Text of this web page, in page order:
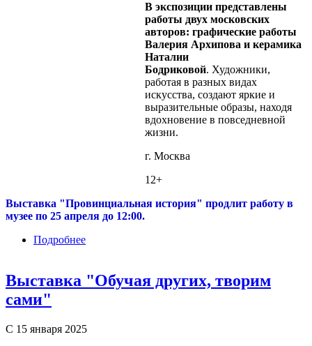
В экспозиции представлены
работы двух московских
авторов: графические работы
Валерия Архипова и керамика
Наталии
Бодриковой. Художники,
работая в разных видах
искусства, создают яркие и
выразительные образы, находя
вдохновение в повседневной
жизни.
г. Москва
12+
Выставка "Провинциальная история" продлит работу в
музее по 25 апреля до 12:00.
Подробнее
Выставка "Обучая других, творим
сами"
С 15 января 2025